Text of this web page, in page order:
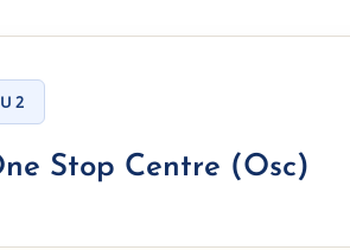
Stop Centre (Osc)